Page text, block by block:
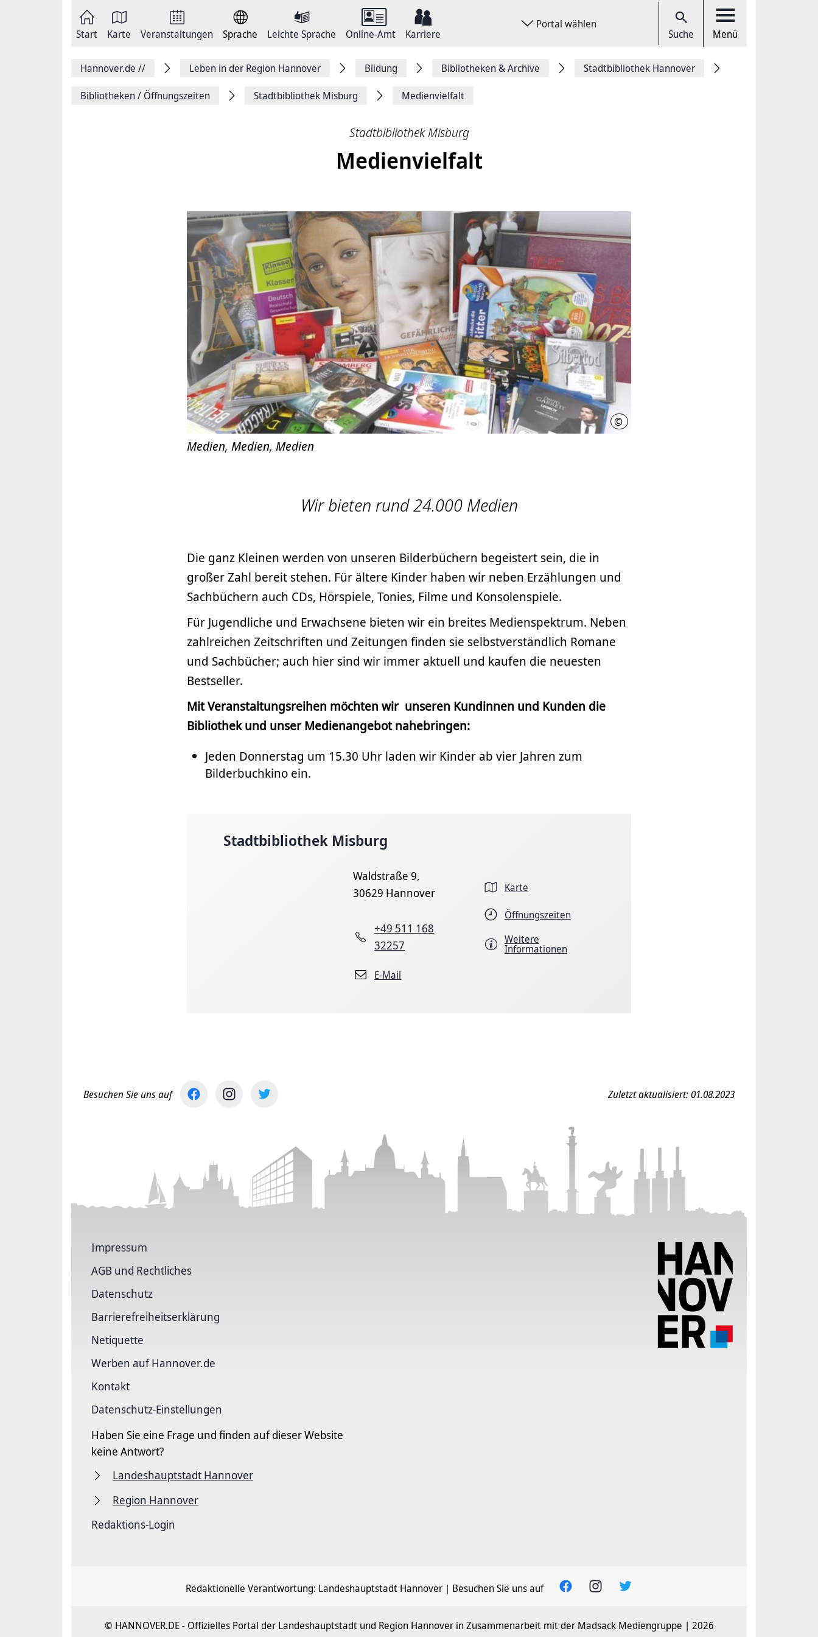
Start Karte Veranstaltungen Sprache Leichte Sprache Online-Amt Karriere
Portal wählen
Suche Menü
Hannover.de // Leben in der Region Hannover Bildung Bibliotheken & Archive Stadtbibliothek Hannover
Bibliotheken / Öffnungszeiten Stadtbibliothek Misburg Medienvielfalt
Stadtbibliothek Misburg
Medienvielfalt
© Stadtbibliothek Hannover
Medien, Medien, Medien
Wir bieten rund 24.000 Medien
Die ganz Kleinen werden von unseren Bilderbüchern begeistert sein, die in
großer Zahl bereit stehen. Für ältere Kinder haben wir neben Erzählungen und
Sachbüchern auch CDs, Hörspiele, Tonies, Filme und Konsolenspiele.
Für Jugendliche und Erwachsene bieten wir ein breites Medienspektrum. Neben
zahlreichen Zeitschriften und Zeitungen finden sie selbstverständlich Romane
und Sachbücher; auch hier sind wir immer aktuell und kaufen die neuesten
Bestseller.
Mit Veranstaltungsreihen möchten wir unseren Kundinnen und Kunden die
Bibliothek und unser Medienangebot nahebringen:
Jeden Donnerstag um 15.30 Uhr laden wir Kinder ab vier Jahren zum
Bilderbuchkino ein.
Stadtbibliothek Misburg
Waldstraße 9,
30629 Hannover
+49 511 168
32257
E-Mail
Karte
Öffnungszeiten
Weitere
Informationen
Besuchen Sie uns auf Zuletzt aktualisiert: 01.08.2023
Impressum
AGB und Rechtliches
Datenschutz
Barriere­freiheits­erklärung
Netiquette
Werben auf Hannover.de
Kontakt
Datenschutz-Einstellungen
Haben Sie eine Frage und finden auf dieser Website
keine Antwort?
Landeshauptstadt Hannover
Region Hannover
Redaktions-Login
Redaktionelle Verantwortung: Landeshauptstadt Hannover | Besuchen Sie uns auf
© HANNOVER.DE - Offizielles Portal der Landeshauptstadt und Region Hannover in Zusammenarbeit mit der Madsack Mediengruppe | 2026